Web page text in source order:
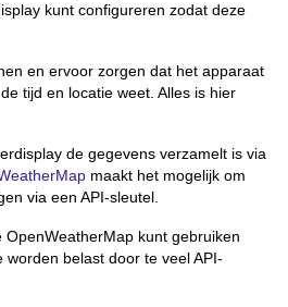
kunt configureren zodat deze
en ervoor zorgen dat het apparaat
tijd en locatie weet. Alles is hier
de gegevens verzamelt is via
maakt het mogelijk om
via een API-sleutel.
OpenWeatherMap kunt gebruiken
belast door te veel API-